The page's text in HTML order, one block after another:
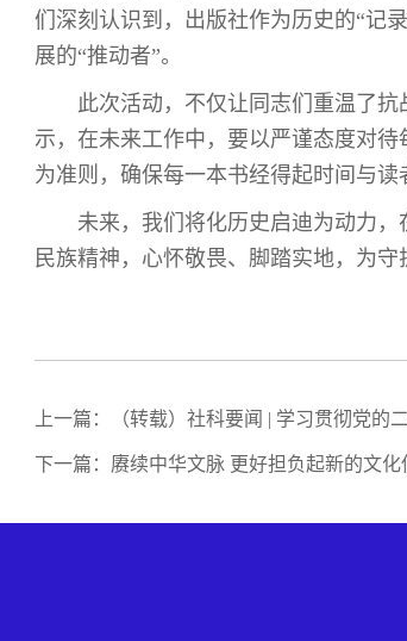
们深刻认识到，出版社作为历史的“记
展的“推动者”。
此次活动，不仅让同志们重温了抗
示，在未来工作中，要以严谨态度对
为准则，确保每一本书经得起时间与读
未来，我们将化历史启迪为动力，
民族精神，心怀敬畏、脚踏实地，为
上一篇：（转载）社科要闻 | 学习贯彻党
下一篇：赓续中华文脉 更好担负起新的文化